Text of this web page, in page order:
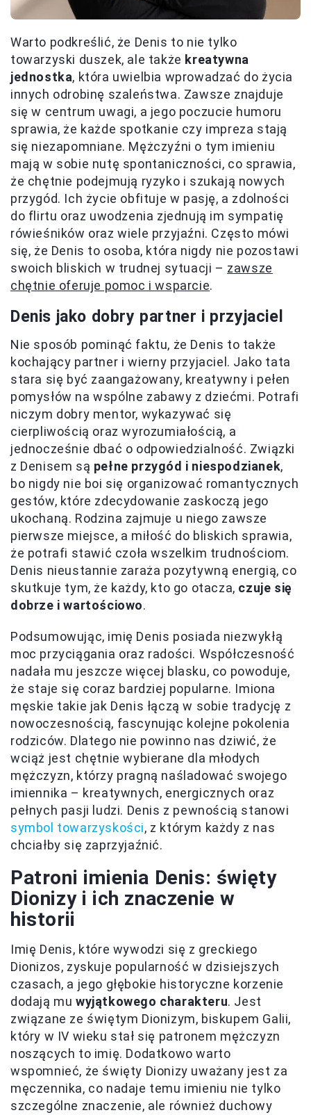
Warto podkreślić, że Denis to nie tylko
towarzyski duszek, ale także kreatywna
jednostka, która uwielbia wprowadzać do życia
innych odrobinę szaleństwa. Zawsze znajduje
się w centrum uwagi, a jego poczucie humoru
sprawia, że każde spotkanie czy impreza stają
się niezapomniane. Mężczyźni o tym imieniu
mają w sobie nutę spontaniczności, co sprawia,
że chętnie podejmują ryzyko i szukają nowych
przygód. Ich życie obfituje w pasję, a zdolności
do flirtu oraz uwodzenia zjednują im sympatię
rówieśników oraz wiele przyjaźni. Często mówi
się, że Denis to osoba, która nigdy nie pozostawi
swoich bliskich w trudnej sytuacji – zawsze
chętnie oferuje pomoc i wsparcie.
Denis jako dobry partner i przyjaciel
Nie sposób pominąć faktu, że Denis to także
kochający partner i wierny przyjaciel. Jako tata
stara się być zaangażowany, kreatywny i pełen
pomysłów na wspólne zabawy z dziećmi. Potrafi
niczym dobry mentor, wykazywać się
cierpliwością oraz wyrozumiałością, a
jednocześnie dbać o odpowiedzialność. Związki
z Denisem są pełne przygód i niespodzianek,
bo nigdy nie boi się organizować romantycznych
gestów, które zdecydowanie zaskoczą jego
ukochaną. Rodzina zajmuje u niego zawsze
pierwsze miejsce, a miłość do bliskich sprawia,
że potrafi stawić czoła wszelkim trudnościom.
Denis nieustannie zaraża pozytywną energią, co
skutkuje tym, że każdy, kto go otacza, czuje się
dobrze i wartościowo.
Podsumowując, imię Denis posiada niezwykłą
moc przyciągania oraz radości. Współczesność
nadała mu jeszcze więcej blasku, co powoduje,
że staje się coraz bardziej popularne. Imiona
męskie takie jak Denis łączą w sobie tradycję z
nowoczesnością, fascynując kolejne pokolenia
rodziców. Dlatego nie powinno nas dziwić, że
wciąż jest chętnie wybierane dla młodych
mężczyzn, którzy pragną naśladować swojego
imiennika – kreatywnych, energicznych oraz
pełnych pasji ludzi. Denis z pewnością stanowi
symbol towarzyskości, z którym każdy z nas
chciałby się zaprzyjaźnić.
Patroni imienia Denis: święty
Dionizy i ich znaczenie w
historii
Imię Denis, które wywodzi się z greckiego
Dionizos, zyskuje popularność w dzisiejszych
czasach, a jego głębokie historyczne korzenie
dodają mu wyjątkowego charakteru. Jest
związane ze świętym Dionizym, biskupem Galii,
który w IV wieku stał się patronem mężczyzn
noszących to imię. Dodatkowo warto
wspomnieć, że święty Dionizy uważany jest za
męczennika, co nadaje temu imieniu nie tylko
szczególne znaczenie, ale również duchowy